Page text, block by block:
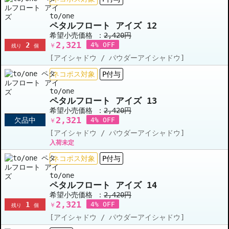
残り 2 個
to/one
ペタルフロート アイズ 12
希望小売価格 ： 2,420円
￥ 2,321 4% OFF
[アイシャドウ / パウダーアイシャドウ]
欠品中
ネコポス対象 P付与
to/one
ペタルフロート アイズ 13
希望小売価格 ： 2,420円
￥ 2,321 4% OFF
[アイシャドウ / パウダーアイシャドウ]
入荷未定
残り 1 個
ネコポス対象 P付与
to/one
ペタルフロート アイズ 14
希望小売価格 ： 2,420円
￥ 2,321 4% OFF
[アイシャドウ / パウダーアイシャドウ]